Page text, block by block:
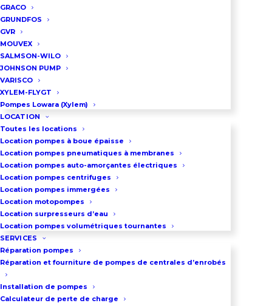
GRACO
GRUNDFOS
GVR
MOUVEX
SALMSON-WILO
JOHNSON PUMP
VARISCO
XYLEM-FLYGT
Pompes Lowara (Xylem)
LOCATION
Toutes les locations
Location pompes à boue épaisse
Location pompes pneumatiques à membranes
Location pompes auto-amorçantes électriques
Location pompes centrifuges
Location pompes immergées
Location motopompes
Location surpresseurs d’eau
Location pompes volumétriques tournantes
SERVICES
Réparation pompes
Réparation et fourniture de pompes de centrales d’enrobés
Installation de pompes
Calculateur de perte de charge
(GTB).
d’eau potable.
Hauteur manométrique : jusqu’à
30 m
Description du système
Ce groupe de surpression
compact pour applications
industrielles légères assure
l’alimentation des process à débit
refroidissement d’équipements,
arrosage d’espaces verts